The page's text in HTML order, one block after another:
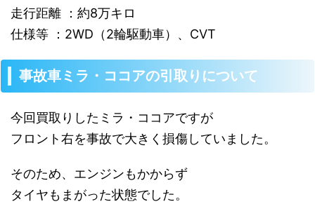
走行距離 ：約8万キロ
仕様等 ：2WD（2輪駆動車）、CVT
事故車ミラ・ココアの引取りについて
今回買取りしたミラ・ココアですが
フロント右を事故で大きく損傷していました。
そのため、エンジンもかからず
タイヤもまがった状態でした。